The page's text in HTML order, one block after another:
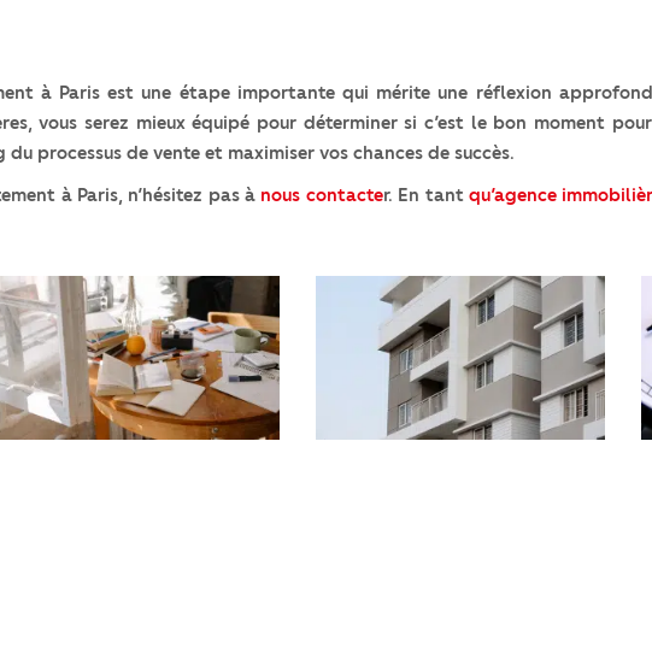
à Paris est une étape importante qui mérite une réflexion
vous serez mieux équipé pour déterminer si c’est le bon moment
processus de vente et maximiser vos chances de succès.
à Paris, n’hésitez pas à nous contacter. En tant qu’agence